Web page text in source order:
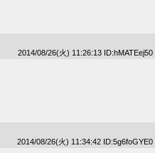
2014/08/26(火) 11:26:13 ID:hMATEej50
2014/08/26(火) 11:34:42 ID:5g6foGYE0